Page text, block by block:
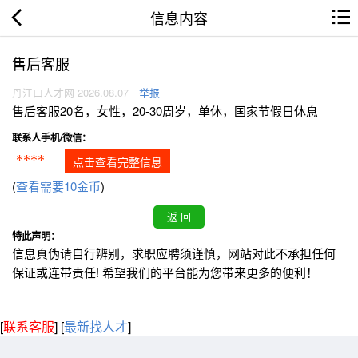
信息内容
售后客服
丹江口人才网 2026.08.07 举报
售后客服20名，女性，20-30周岁，单休，国家节假日休息
联系人手机/微信：
**** 点击查看完整信息
(查看需要10金币)
特此声明：
信息真伪请自行辨别，求职应聘须谨慎，网站对此不承担任何
保证或连带责任! 希望我们的平台能为您带来更多的便利！
[联系客服] [最新找人才]